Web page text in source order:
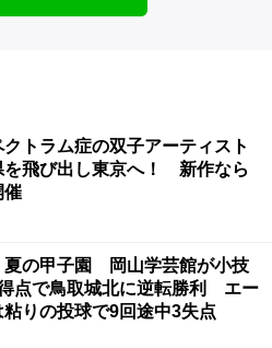
クトラム症の双子アーティスト
を飛び出し東京へ！ 新作なら
催
夏の甲子園 岡山学芸館が小技
点で鳥取城北に逆転勝利 エー
粘りの投球で9回途中3失点